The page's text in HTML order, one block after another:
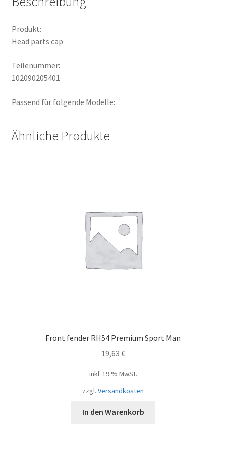
Produkt:
Head parts cap
Teilenummer:
102090205401
Passend für folgende Modelle:
Ähnliche Produkte
Front fender RH54 Premium Sport Man
19,63 €
inkl. 19 % MwSt.
zzgl. Versandkosten
In den Warenkorb